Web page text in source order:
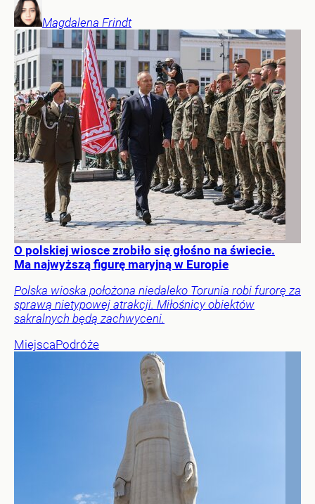
Magdalena Frindt
O polskiej wiosce zrobiło się głośno na świecie.
Ma najwyższą figurę maryjną w Europie
Polska wioska położona niedaleko Torunia robi furorę za
sprawą nietypowej atrakcji. Miłośnicy obiektów
sakralnych będą zachwyceni.
MiejscaPodróże